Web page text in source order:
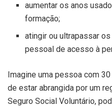
aumentar os anos
formação;
atingir ou ultrapassar
pessoal de acesso à
Imagine uma pessoa com
de estar abrangida por um
Seguro Social Voluntário,